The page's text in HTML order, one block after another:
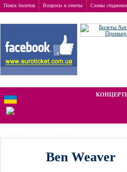
Поиск билетов Вопросы и ответы Схемы
Ben Weaver